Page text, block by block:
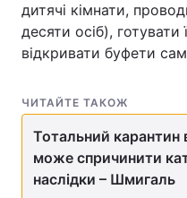
дитячі кімнати,
десяти осіб),
відкривати буфети
ЧИТАЙТЕ ТАКОЖ
Тотальний карантин
може спричинити
наслідки – Шмигаль